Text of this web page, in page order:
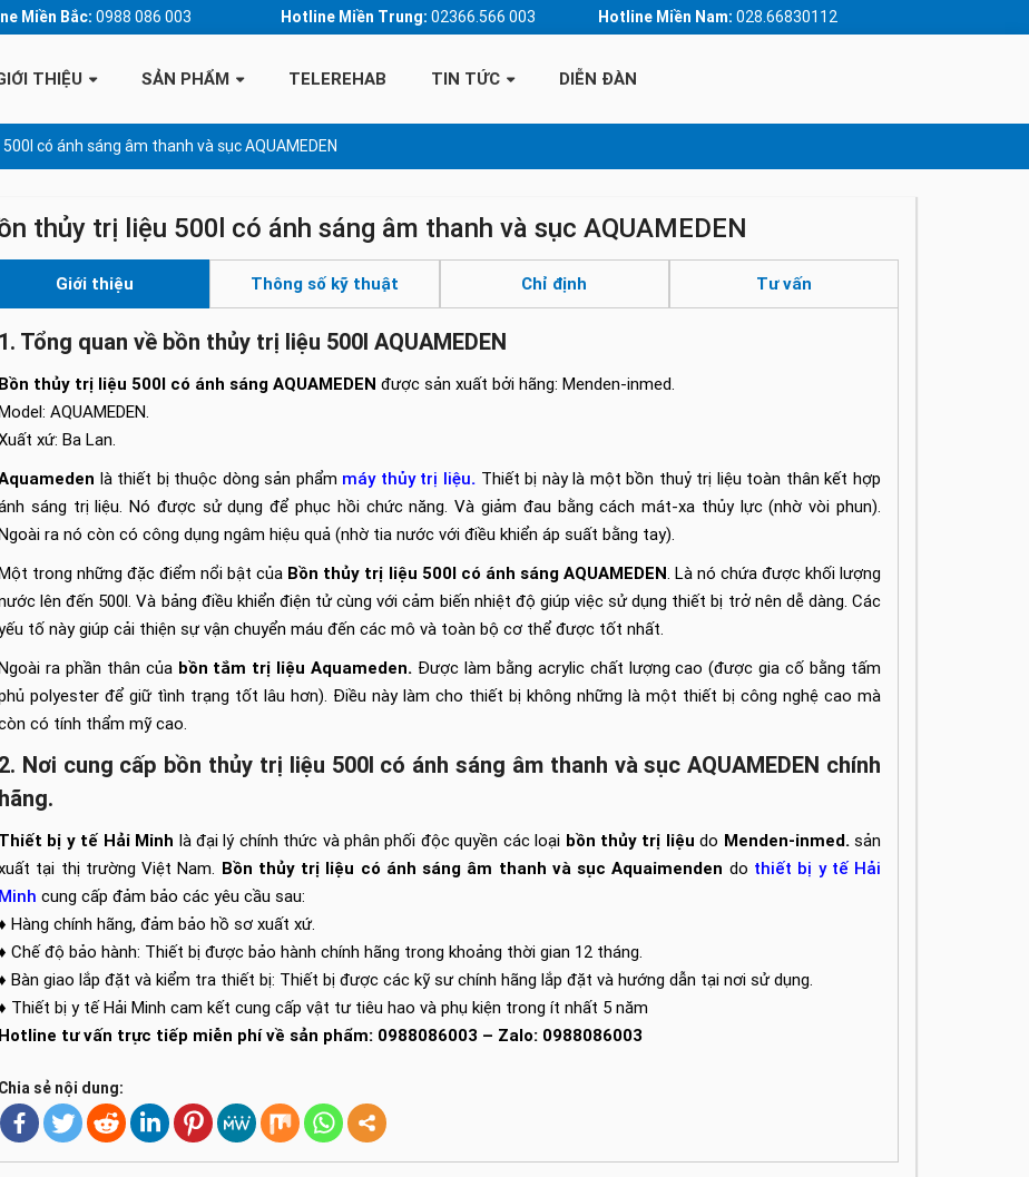
Miền Bắc: 0988 086 003 Hotline Miền Trung: 02366.566 003 Hotline Miền Nam: 028.66830112
THIỆU SẢN PHẨM TELEREHAB TIN TỨC DIỄN ĐÀN
có ánh sáng âm thanh và sục AQUAMEDEN
thủy trị liệu 500l có ánh sáng âm thanh và sục AQUAMEDEN
Giới thiệu Thông số kỹ thuật Chỉ định Tư vấn
1. Tổng quan về bồn thủy trị liệu 500l AQUAMEDEN
Bồn thủy trị liệu 500l có ánh sáng AQUAMEDEN được sản xuất bởi hãng: Menden-inmed.
AQUAMEDEN.
xứ: Ba Lan.
là thiết bị thuộc dòng sản phẩm máy thủy trị liệu.Thiết bị này là một bồn thuỷ trị liệu toàn thân kết hợp
sáng trị liệu. Nó được sử dụng để phục hồi chức năng. Và giảm đau bằng cách mát-xa thủy lực (nhờ vòi phun).
ra nó còn có công dụng ngâm hiệu quả (nhờ tia nước với điều khiển áp suất bằng tay).
trong những đặc điểm nổi bật của Bồn thủy trị liệu 500l có ánh sáng AQUAMEDEN. Là nó chứa được khối lượng
lên đến 500l. Và bảng điều khiển điện tử cùng với cảm biến nhiệt độ giúp việc sử dụng thiết bị trở nên dễ dàng. Các
tố này giúp cải thiện sự vận chuyển máu đến các mô và toàn bộ cơ thể được tốt nhất.
ra phần thân của bồn tắm trị liệu Aquameden. Được làm bằng acrylic chất lượng cao (được gia cố bằng tấm
polyester để giữ tình trạng tốt lâu hơn). Điều này làm cho thiết bị không những là một thiết bị công nghệ cao mà
có tính thẩm mỹ cao.
Nơi cung cấp bồn thủy trị liệu 500l có ánh sáng âm thanh và sục AQUAMEDEN chính
hãng.
Thiết bị y tế Hải Minh là đại lý chính thức và phân phối độc quyền các loại bồn thủy trị liệu do Menden-inmed.sản
tại thị trường Việt Nam. Bồn thủy trị liệu có ánh sáng âm thanh và sục Aquaimenden do thiết bị y tế Hải
Minh cung cấp đảm bảo các yêu cầu sau:
Hàng chính hãng, đảm bảo hồ sơ xuất xứ.
Chế độ bảo hành: Thiết bị được bảo hành chính hãng trong khoảng thời gian 12 tháng.
Bàn giao lắp đặt và kiểm tra thiết bị: Thiết bị được các kỹ sư chính hãng lắp đặt và hướng dẫn tại nơi sử dụng.
Thiết bị y tế Hải Minh cam kết cung cấp vật tư tiêu hao và phụ kiện trong ít nhất 5 năm
Hotline tư vấn trực tiếp miễn phí về sản phẩm: 0988086003 – Zalo: 0988086003
Chia sẻ nội dung: